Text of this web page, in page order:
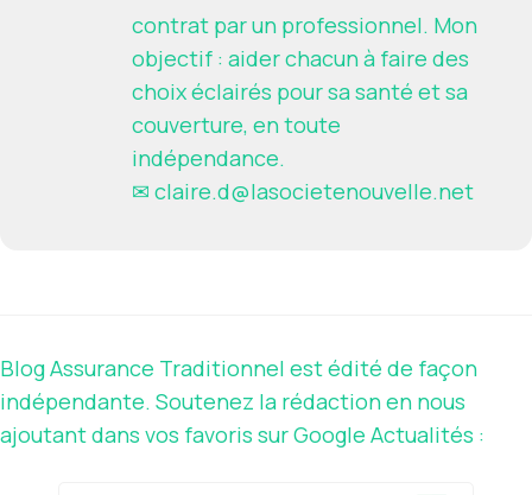
contrat par un professionnel. Mon
objectif : aider chacun à faire des
choix éclairés pour sa santé et sa
couverture, en toute
indépendance.
✉ claire.d@lasocietenouvelle.net
Blog Assurance Traditionnel est édité de façon
indépendante. Soutenez la rédaction en nous
ajoutant dans vos favoris sur Google Actualités :